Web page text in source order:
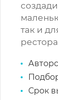
так и
Срок